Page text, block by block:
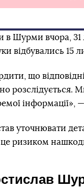
Шурми вчора, 31
відбувались 15
що
розслідується.
інформації»,
уточнювати
ризиком